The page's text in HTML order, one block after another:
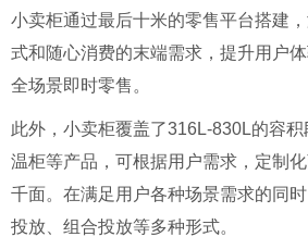
小卖柜通过最后十米的零售平台搭建
式和随心消费的末端需求，提升用户
全场景即时零售。
此外，小卖柜覆盖了316L-830L的容
温柜等产品，可根据用户需求，定制
千面。在满足用户各种场景需求的同
投放、组合投放等多种形式。